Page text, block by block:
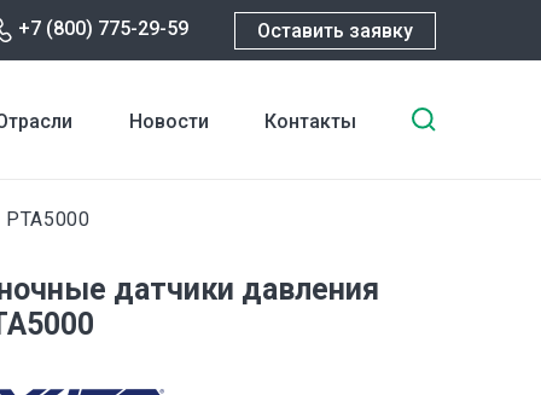
+7 (800) 775-29-59 Оставить заявку
Новости Контакты
PTA5000
датчики давления